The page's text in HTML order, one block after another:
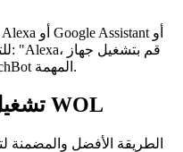
الكمبيوتر الخاص بي"، وسيتولى SwitchBot المهمة.
تشغيل الكمبيوتر عن بُعد عبر WOL
الطريقة الأفضل والمضمنة